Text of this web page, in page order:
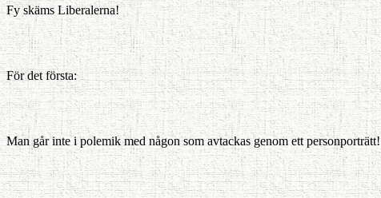
Fy skäms Liberalerna!
För det första:
Man går inte i polemik med någon som avtackas genom ett personporträtt!